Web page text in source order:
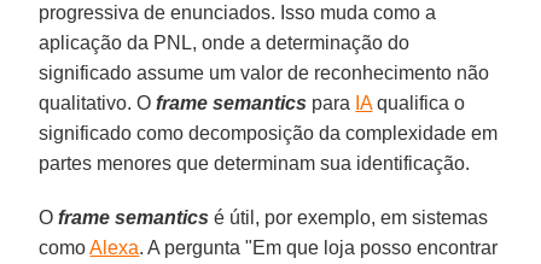
progressiva de enunciados. Isso muda como a
aplicação da PNL, onde a determinação do
significado assume um valor de reconhecimento não
qualitativo. Oframe semantics para IAqualifica o
significado como decomposição da complexidade em
partes menores que determinam sua identificação.
Oframe semantics é útil, por exemplo, em sistemas
comoAlexa. A pergunta "Em que loja posso encontrar